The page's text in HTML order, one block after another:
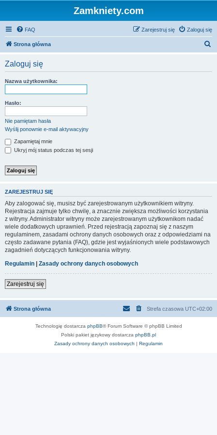
Zamkniety.com
FAQ Zaloguj się
Zarejestruj się
Strona główna
Zaloguj się
Nazwa użytkownika:
Hasło:
Nie pamiętam hasła
Wyślij ponownie e-mail aktywacyjny
Zapamiętaj mnie
Ukryj mój status podczas tej sesji
ZAREJESTRUJ SIĘ
Aby zalogować się, musisz być zarejestrowanym użytkownikiem witryny.
Rejestracja zajmuje tylko chwilę, a znacznie zwiększa możliwości korzystania
z witryny. Administrator witryny może zarejestrowanym użytkownikom nadać
wiele dodatkowych uprawnień. Przed rejestracją zapoznaj się z naszym
regulaminem, zasadami ochrony danych osobowych oraz z odpowiedziami na
często zadawane pytania (FAQ), gdzie jest wyjaśnionych wiele podstawowych
zagadnień dotyczących funkcjonowania witryny.
Regulamin | Zasady ochrony danych osobowych
Zarejestruj się
Strona główna Strefa czasowa UTC+02:00
Technologię dostarcza phpBB® Forum Software © phpBB Limited
Polski pakiet językowy dostarcza phpBB.pl
Zasady ochrony danych osobowych | Regulamin